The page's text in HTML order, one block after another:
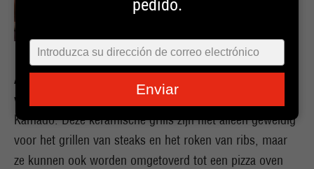
Als je een enthousiaste thuis chef bent, ben je
waarschijnlijk bekend met de veelzijdigheid van een
Kamado. Deze keramische grills zijn niet alleen geweldig
voor het grillen van steaks en het roken van ribs, maar
ze kunnen ook worden omgetoverd tot een pizza oven
pedido.
Typ
je
in
Enviar